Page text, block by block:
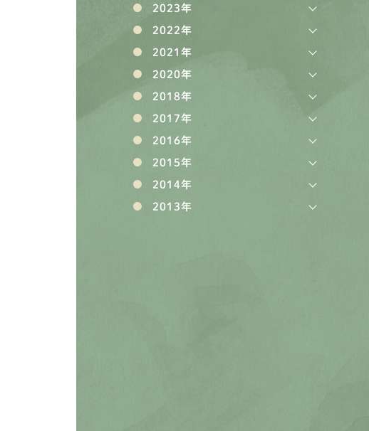
2023年
2022年
2021年
2020年
2018年
2017年
2016年
2015年
2014年
2013年